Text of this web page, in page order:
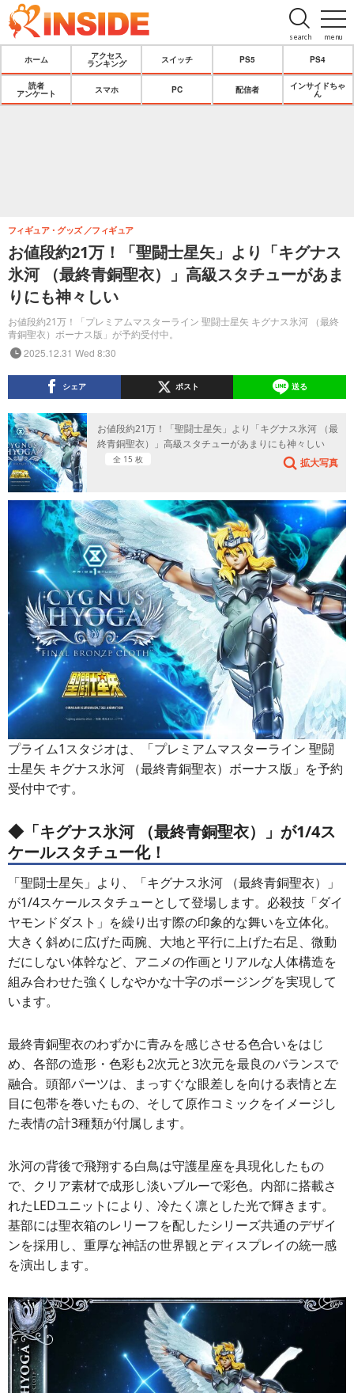
menu
search
ホーム
アクセス
ランキング
スイッチ PS5 PS4
読者
アンケート
スマホ PC 配信者
インサイドちゃ
ん
お値段約21万！「聖闘士星矢」より「キグナス
氷河 （最終青銅聖衣）」高級スタチューがあま
りにも神々しい
お値段約21万！「プレミアムマスターライン 聖闘士星矢 キグナス氷河 （最終
青銅聖衣）ボーナス版」が予約受付中。
フィギュア・グッズ フィギュア
2025.12.31 Wed 8:30
シェア ポスト 送る
お値段約21万！「聖闘士星矢」より「キグナス氷河 （最
終青銅聖衣）」高級スタチューがあまりにも神々しい
全 15 枚 拡大写真
プライム1スタジオは、「プレミアムマスターライン 聖闘
士星矢 キグナス氷河 （最終青銅聖衣）ボーナス版」を予約
受付中です。
◆「キグナス氷河 （最終青銅聖衣）」が1/4ス
ケールスタチュー化！
「聖闘士星矢」より、「キグナス氷河 （最終青銅聖衣）」
が1/4スケールスタチューとして登場します。必殺技「ダイ
ヤモンドダスト」を繰り出す際の印象的な舞いを立体化。
大きく斜めに広げた両腕、大地と平行に上げた右足、微動
だにしない体幹など、アニメの作画とリアルな人体構造を
組み合わせた強くしなやかな十字のポージングを実現して
います。
最終青銅聖衣のわずかに青みを感じさせる色合いをはじ
め、各部の造形・色彩も2次元と3次元を最良のバランスで
融合。頭部パーツは、まっすぐな眼差しを向ける表情と左
目に包帯を巻いたもの、そして原作コミックをイメージし
た表情の計3種類が付属します。
氷河の背後で飛翔する白鳥は守護星座を具現化したもの
で、クリア素材で成形し淡いブルーで彩色。内部に搭載さ
れたLEDユニットにより、冷たく凛とした光で輝きます。
基部には聖衣箱のレリーフを配したシリーズ共通のデザイ
ンを採用し、重厚な神話の世界観とディスプレイの統一感
を演出します。